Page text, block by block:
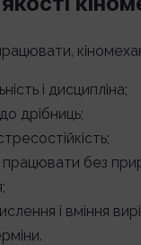
і дисципліна;
дрібниць;
працювати без
і вміння